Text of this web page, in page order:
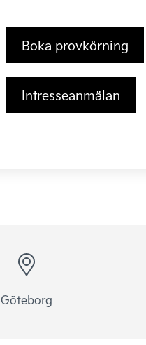
Boka provkörning
Intresseanmälan
Göteborg